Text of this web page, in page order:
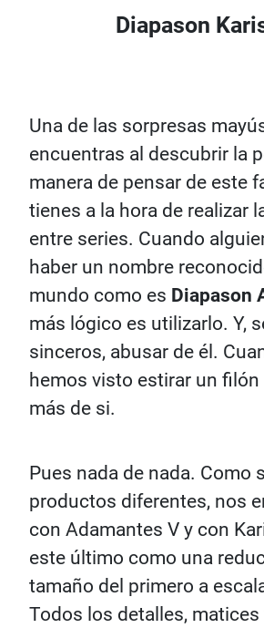
Diapason
Una de las sorpresas
encuentras al descubrir la
manera de pensar de este
tienes a la hora de realizar
entre series. Cuando
haber un nombre
mundo como es Diapason
más lógico es utilizarlo. Y,
sinceros, abusar de él.
hemos visto estirar un
más de si.
Pues nada de nada. Como
productos diferentes, nos
con Adamantes V y con
este último como una
tamaño del primero a
Todos los detalles, matices